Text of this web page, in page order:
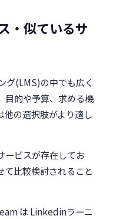
・似ているサ
グ(LMS)の中でも広く
目的や予算、求める機
他の選択肢がより適し
ービスが存在してお
て比較検討されること
は Linkedinラーニ